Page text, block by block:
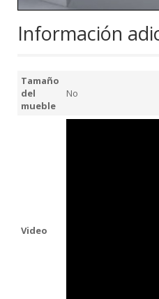
Información
Tamaño
del
mueble
No
Video